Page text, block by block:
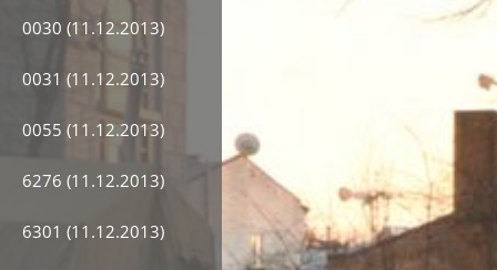
0030 (11.12.2013)
0031 (11.12.2013)
0055 (11.12.2013)
6276 (11.12.2013)
6301 (11.12.2013)